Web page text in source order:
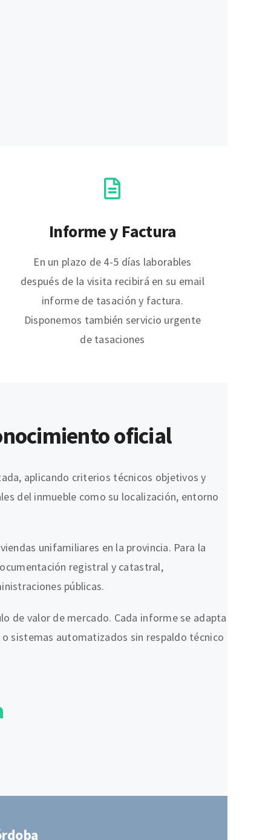
Informe y Factura
En un plazo de 4-5 días laborables
después de la visita recibirá en su email
informe de tasación y factura.
Disponemos también servicio urgente
de tasaciones
oficial
aplicando criterios técnicos objetivos y
del inmueble como su localización, entorno
unifamiliares en la provincia. Para la
registral y catastral,
públicas.
de valor de mercado. Cada informe se adapta
sistemas automatizados sin respaldo técnico